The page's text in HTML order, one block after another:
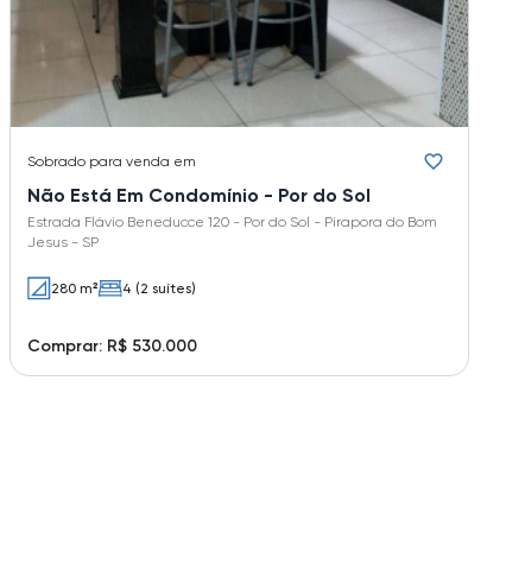
Sobrado para venda em
Não Está Em Condomínio - Por do Sol
Estrada Flávio Beneducce 120 - Por do Sol - Pirapora do Bom
Jesus - SP
280 m² 4 (2 suítes)
Comprar: R$ 530.000